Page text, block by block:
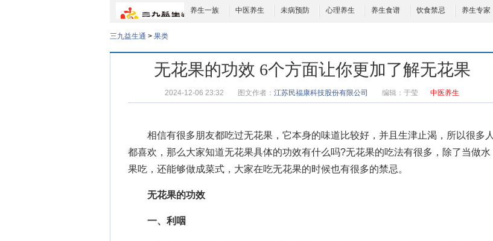
养生一族 中医养生 未病预防 心理养生 养生食谱 饮食禁忌 养生专家
三九益生通 > 果类
无花果的功效 6个方面让你更加了解无花果
2024-12-06 23:32 图文作者： 江苏民福康科技股份有限公司 编辑： 于莹 中医养生
相信有很多朋友都吃过无花果，它本身的味道比较好，并且生津止渴，所以很多人
都喜欢，那么大家知道无花果具体的功效有什么吗?无花果的吃法有很多，除了当做水
果吃，还能够做成菜式，大家在吃无花果的时候也有很多的禁忌。
无花果的功效
一、利咽